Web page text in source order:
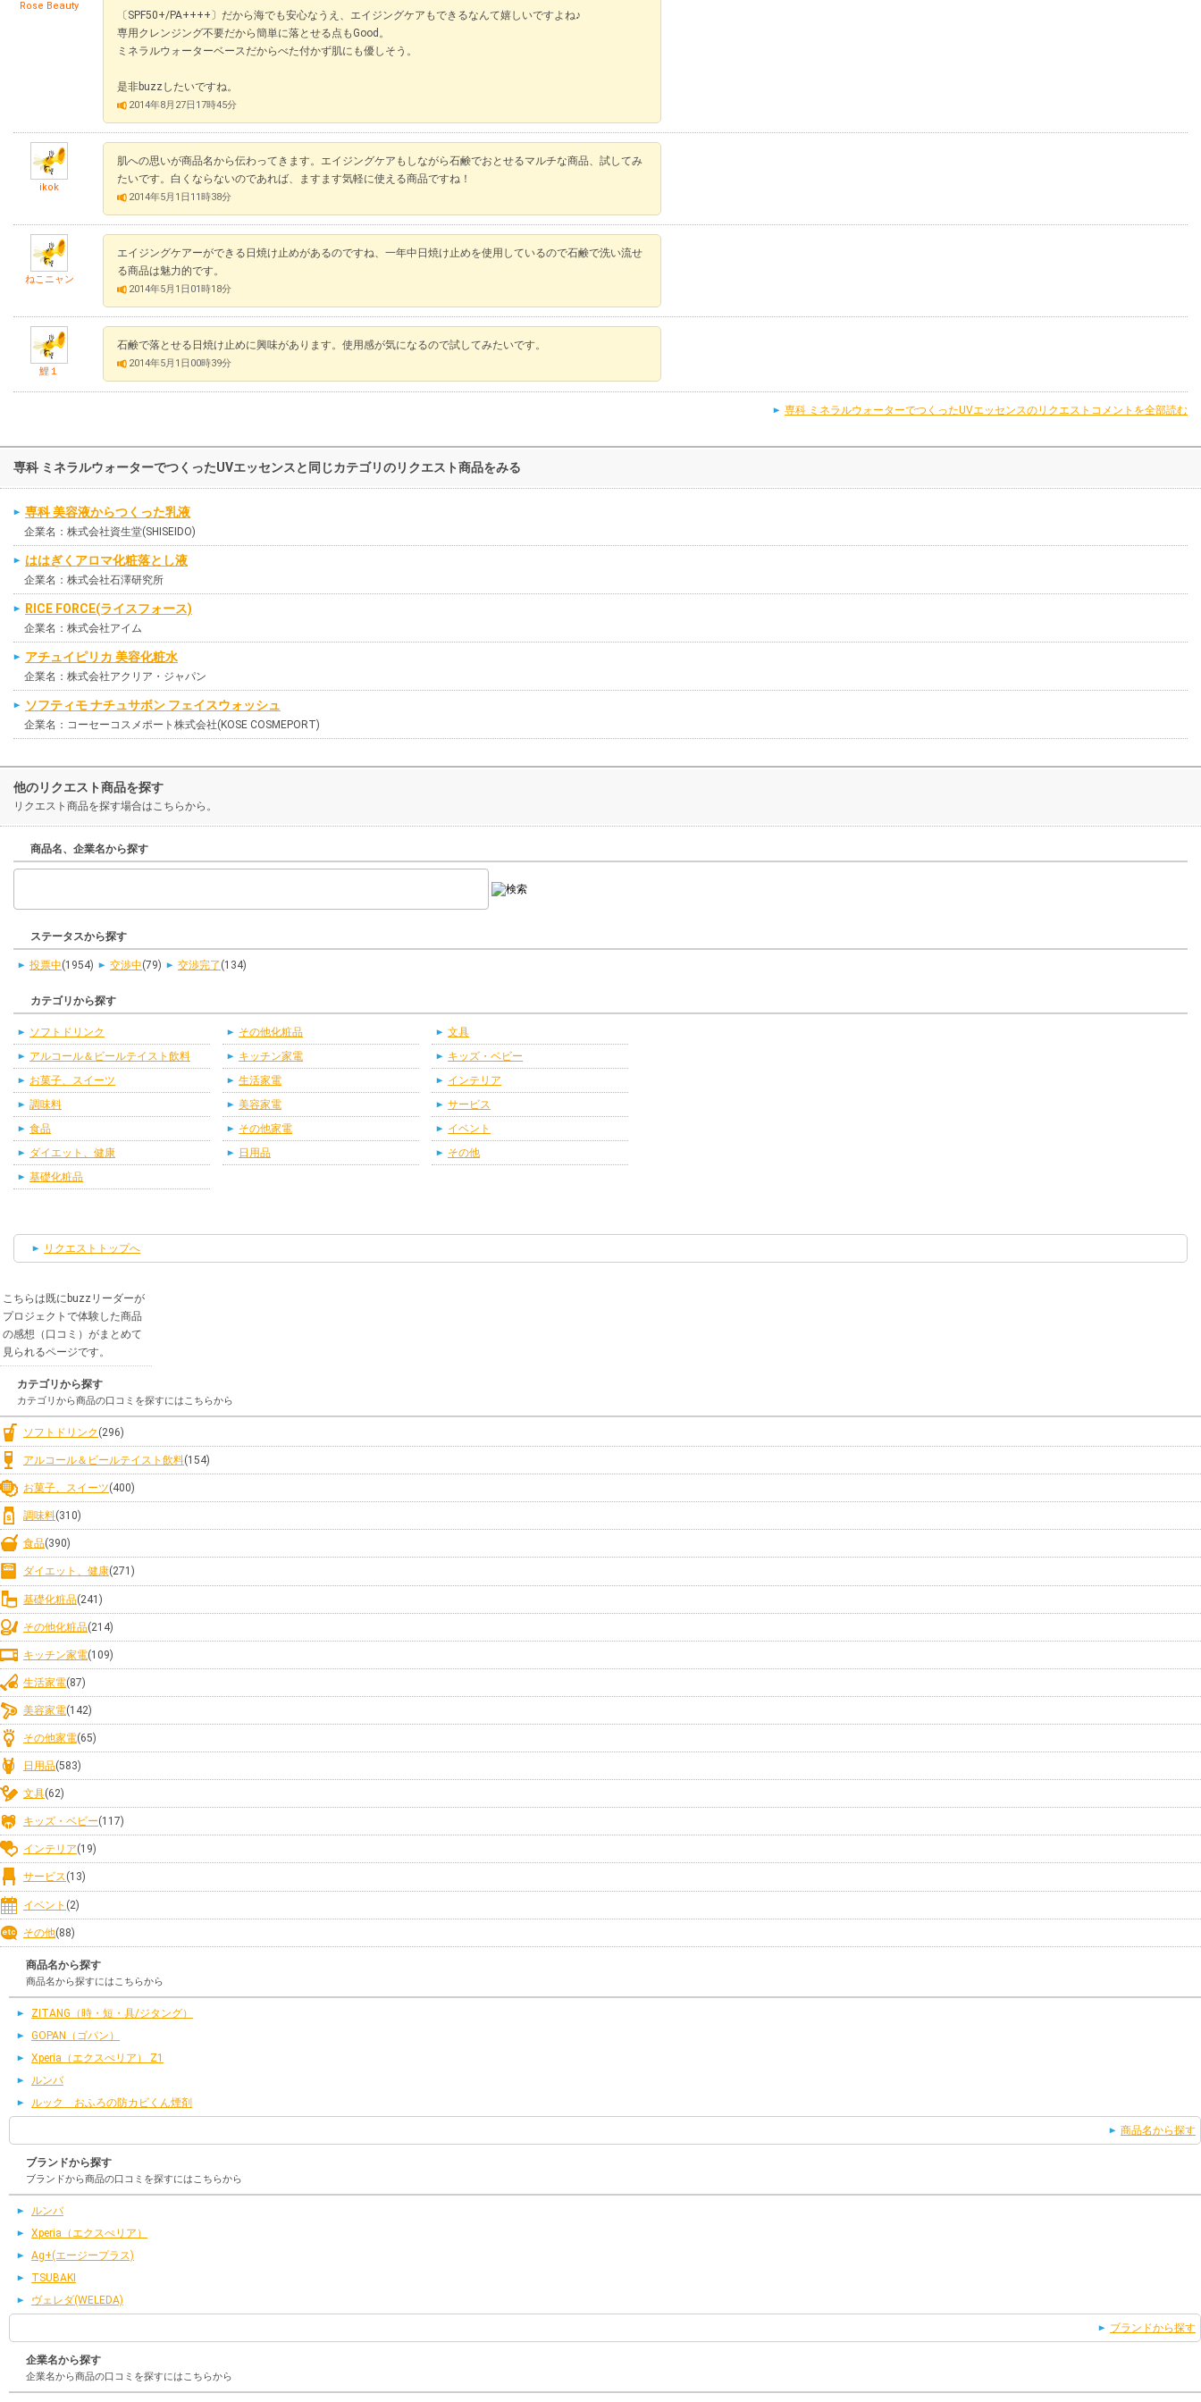
Rose Beauty
〔SPF50+/PA++++〕だから海でも安心なうえ、エイジングケアもできるなんて嬉しいですよね♪
専用クレンジング不要だから簡単に落とせる点もGood。
ミネラルウォーターベースだからべた付かず肌にも優しそう。
是非buzzしたいですね。
2014年8月27日17時45分
ikok
肌への思いが商品名から伝わってきます。エイジングケアもしながら石鹸でおとせるマルチな商品、試してみ
たいです。白くならないのであれば、ますます気軽に使える商品ですね！
2014年5月1日11時38分
ねこニャン
エイジングケアーができる日焼け止めがあるのですね、一年中日焼け止めを使用しているので石鹸で洗い流せ
る商品は魅力的です。
2014年5月1日01時18分
鯉１
石鹸で落とせる日焼け止めに興味があります。使用感が気になるので試してみたいです。
2014年5月1日00時39分
専科 ミネラルウォーターでつくったUVエッセンスのリクエストコメントを全部読む
専科 ミネラルウォーターでつくったUVエッセンスと同じカテゴリのリクエスト商品をみる
専科 美容液からつくった乳液
企業名：株式会社資生堂(SHISEIDO)
ははぎくアロマ化粧落とし液
企業名：株式会社石澤研究所
RICE FORCE(ライスフォース)
企業名：株式会社アイム
アチュイピリカ 美容化粧水
企業名：株式会社アクリア・ジャパン
ソフティモ ナチュサボン フェイスウォッシュ
企業名：コーセーコスメポート株式会社(KOSE COSMEPORT)
他のリクエスト商品を探す
リクエスト商品を探す場合はこちらから。
商品名、企業名から探す
ステータスから探す
投票中(1954) 交渉中(79) 交渉完了 (134)
カテゴリから探す
ソフトドリンク
アルコール＆ビールテイスト飲料
お菓子、スイーツ
調味料
食品
ダイエット、健康
基礎化粧品
その他化粧品
キッチン家電
生活家電
美容家電
その他家電
日用品
文具
キッズ・ベビー
インテリア
サービス
イベント
その他
リクエストトップへ
こちらは既にbuzzリーダーが
プロジェクトで体験した商品
の感想（口コミ）がまとめて
見られるページです。
カテゴリから探す
カテゴリから商品の口コミを探すにはこちらから
ソフトドリンク (296)
アルコール＆ビールテイスト飲料(154)
お菓子、スイーツ(400)
調味料(310)
食品(390)
ダイエット、健康(271)
基礎化粧品(241)
その他化粧品(214)
キッチン家電(109)
生活家電(87)
美容家電(142)
その他家電(65)
日用品(583)
文具(62)
キッズ・ベビー(117)
インテリア(19)
サービス(13)
イベント (2)
その他(88)
商品名から探す
商品名から探すにはこちらから
ZITANG（時・短・具/ジタング）
GOPAN（ゴパン）
Xperia（エクスぺリア） Z1
ルンバ
ルック おふろの防カビくん煙剤
商品名から探す
ブランドから探す
ブランドから商品の口コミを探すにはこちらから
ルンバ
Xperia（エクスぺリア）
Ag+(エージープラス)
TSUBAKI
ヴェレダ(WELEDA)
ブランドから探す
企業名から探す
企業名から商品の口コミを探すにはこちらから